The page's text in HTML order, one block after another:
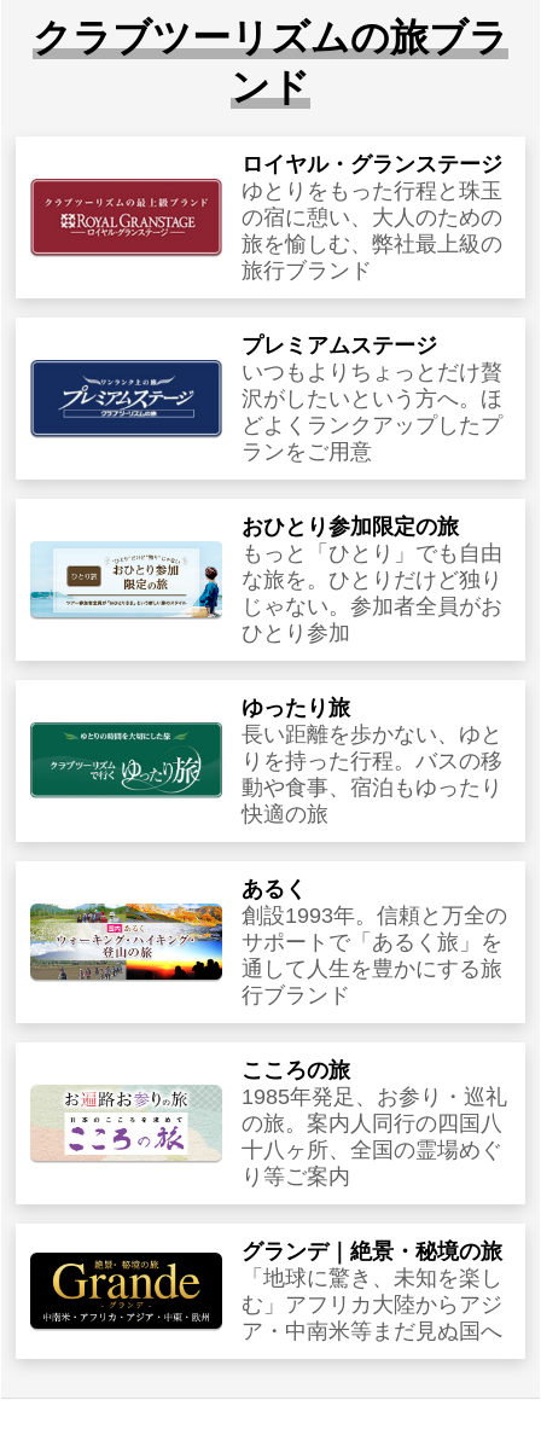
クラブツーリズムの旅ブラ
ンド
ロイヤル・グランステージ
ゆとりをもった行程と珠玉
の宿に憩い、大人のための
旅を愉しむ、弊社最上級の
旅行ブランド
プレミアムステージ
いつもよりちょっとだけ贅
沢がしたいという方へ。ほ
どよくランクアップしたプ
ランをご用意
おひとり参加限定の旅
もっと「ひとり」でも自由
な旅を。ひとりだけど独り
じゃない。参加者全員がお
ひとり参加
ゆったり旅
長い距離を歩かない、ゆと
りを持った行程。バスの移
動や食事、宿泊もゆったり
快適の旅
あるく
創設1993年。信頼と万全の
サポートで「あるく旅」を
通して人生を豊かにする旅
行ブランド
こころの旅
1985年発足、お参り・巡礼
の旅。案内人同行の四国八
十八ヶ所、全国の霊場めぐ
り等ご案内
グランデ｜絶景・秘境の旅
「地球に驚き、未知を楽し
む」アフリカ大陸からアジ
ア・中南米等まだ見ぬ国へ